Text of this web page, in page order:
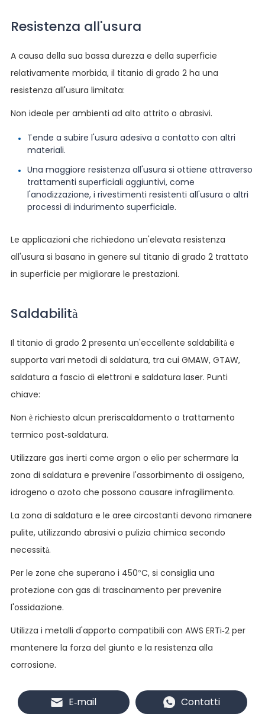
Resistenza all'usura
A causa della sua bassa durezza e della superficie
relativamente morbida, il titanio di grado 2 ha una
resistenza all'usura limitata:
Non ideale per ambienti ad alto attrito o abrasivi.
Tende a subire l'usura adesiva a contatto con altri
materiali.
Una maggiore resistenza all'usura si ottiene attraverso
trattamenti superficiali aggiuntivi, come
l'anodizzazione, i rivestimenti resistenti all'usura o altri
processi di indurimento superficiale.
Le applicazioni che richiedono un'elevata resistenza
all'usura si basano in genere sul titanio di grado 2 trattato
in superficie per migliorare le prestazioni.
Saldabilità
Il titanio di grado 2 presenta un'eccellente saldabilità e
supporta vari metodi di saldatura, tra cui GMAW, GTAW,
saldatura a fascio di elettroni e saldatura laser. Punti
chiave:
Non è richiesto alcun preriscaldamento o trattamento
termico post-saldatura.
Utilizzare gas inerti come argon o elio per schermare la
zona di saldatura e prevenire l'assorbimento di ossigeno,
idrogeno o azoto che possono causare infragilimento.
La zona di saldatura e le aree circostanti devono rimanere
pulite, utilizzando abrasivi o pulizia chimica secondo
necessità.
Per le zone che superano i 450°C, si consiglia una
protezione con gas di trascinamento per prevenire
l'ossidazione.
Utilizza i metalli d'apporto compatibili con AWS ERTi-2 per
mantenere la forza del giunto e la resistenza alla
corrosione.
E-mail Contatti